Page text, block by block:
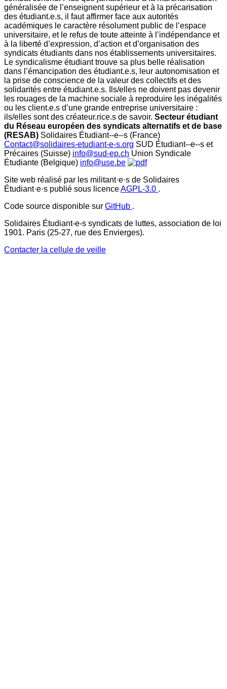
généralisée de l’enseignent supérieur et à la précarisation
des étudiant.e.s, il faut affirmer face aux autorités
académiques le caractère résolument public de l’espace
universitaire, et le refus de toute atteinte à l’indépendance et
à la liberté d’expression, d’action et d’organisation des
syndicats étudiants dans nos établissements universitaires.
Le syndicalisme étudiant trouve sa plus belle réalisation
dans l’émancipation des étudiant.e.s, leur autonomisation et
la prise de conscience de la valeur des collectifs et des
solidarités entre étudiant.e.s. Ils/elles ne doivent pas devenir
les rouages de la machine sociale à reproduire les inégalités
ou les client.e.s d’une grande entreprise universitaire :
ils/elles sont des créateur.rice.s de savoir. Secteur étudiant
du Réseau européen des syndicats alternatifs et de base
(RESAB) Solidaires Étudiant-­‐e-­‐s (France)
Contact@solidaires-etudiant-e-s.org SUD Étudiant-­‐e-­‐s et
Précaires (Suisse) info@sud-ep.ch Union Syndicale
Étudiante (Belgique) info@use.be
Site web réalisé par les militant·e·s de Solidaires
Étudiant·e·s publié sous licenceAGPL-3.0 .
Code source disponible sur GitHub .
Solidaires Étudiant-e-s syndicats de luttes, association de loi
1901. Paris (25-27, rue des Envierges).
Contacter la cellule de veille